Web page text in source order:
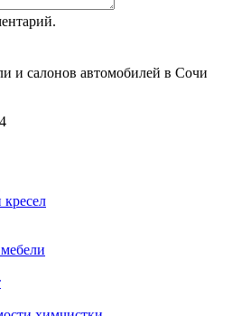
и салонов автомобилей в Сочи